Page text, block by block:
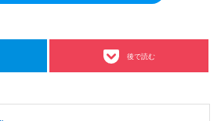
後で読む